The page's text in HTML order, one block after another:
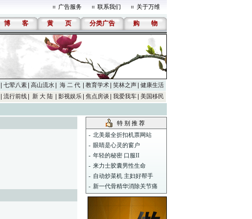
广告服务 联系我们 关于万维
博 客 黄 页 分类广告 购 物
七荤八素 高山流水 海 二 代 教育学术 笑林之声 健康生活
流行前线 新 大 陆 影视娱乐 焦点房谈 我爱我车 美国移民
特 别 推 荐
- 北美最全折扣机票网站
- 眼睛是心灵的窗户
- 年轻的秘密 口服II
- 来力士胶囊男性生命
- 自动炒菜机 主妇好帮手
- 新一代骨精华消除关节痛